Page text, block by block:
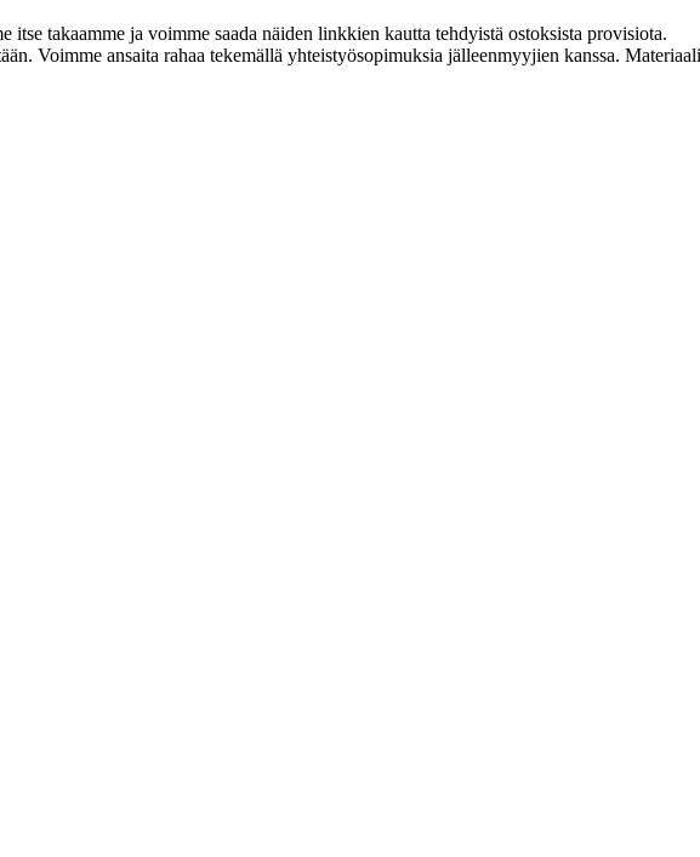
takaamme ja voimme saada näiden linkkien kautta tehdyistä ostoksista provisiota.
Voimme ansaita rahaa tekemällä yhteistyösopimuksia jälleenmyyjien kanssa.